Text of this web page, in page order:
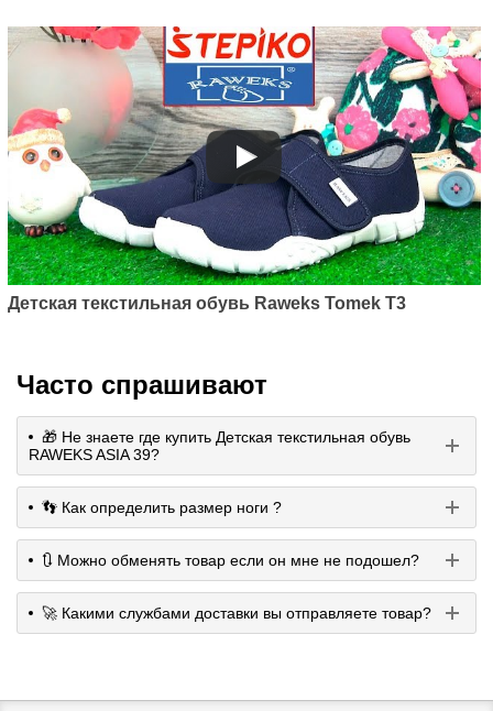
Детская текстильная обувь Raweks Tomek T3
Часто спрашивают
🎁 Не знаете где купить Детская текстильная обувь
RAWEKS ASIA 39?
👣 Как определить размер ноги ?
🔃 Можно обменять товар если он мне не подошел?
🚀 Какими службами доставки вы отправляете товар?